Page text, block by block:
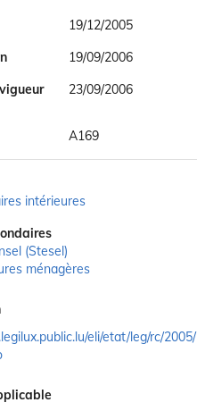
19/12/2005
19/09/2006
23/09/2006
A169
intérieures
(Stesel)
ménagères
eli/etat/leg/rc/2005/